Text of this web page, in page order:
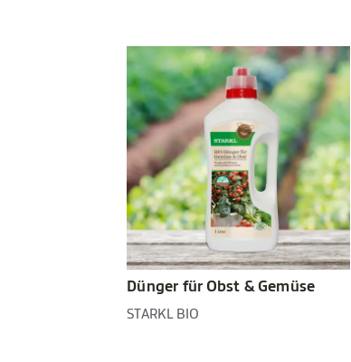
Dünger für Obst & Gemüse
STARKL BIO